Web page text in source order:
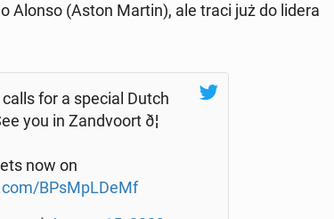
Alonso (Aston Martin), ale traci już do lidera
for a special Dutch
you in Zan­dvo­ort ð¦
now on
BPsM­pL­DeMf